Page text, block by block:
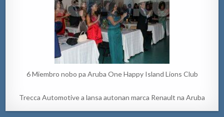
6 Miembro nobo pa Aruba One Happy Island Lions Club
Trecca Automotive a lansa autonan marca Renault na Aruba